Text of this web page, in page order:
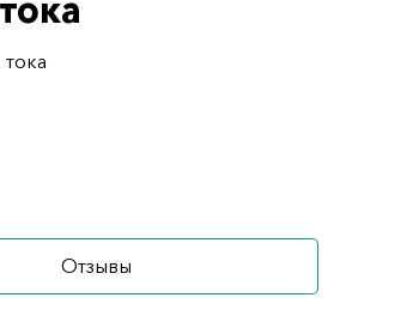
Отзывы